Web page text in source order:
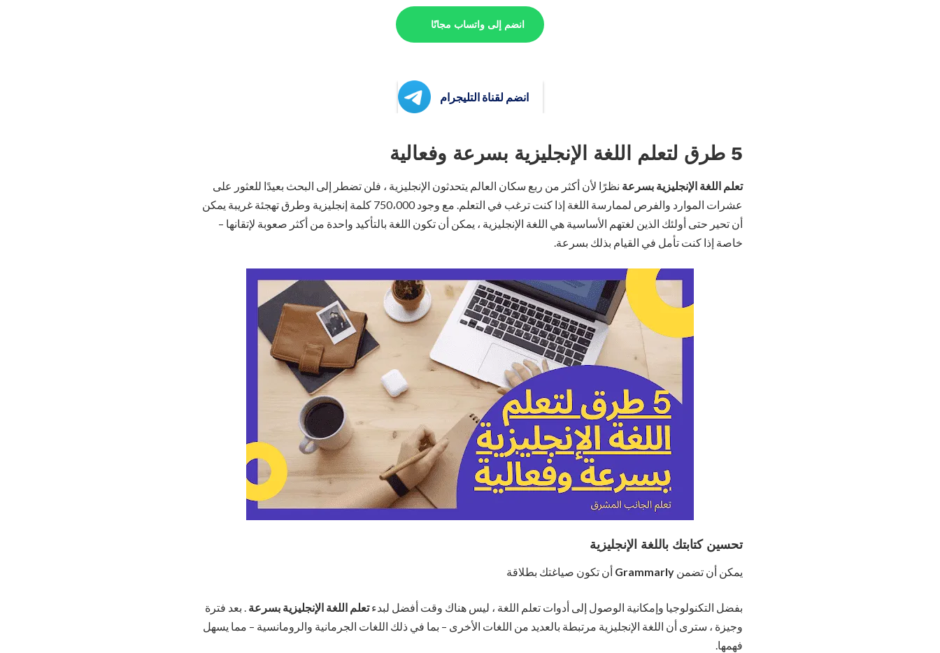
انضم إلى واتساب مجانًا
انضم لقناة التليجرام
5 طرق لتعلم اللغة الإنجليزية بسرعة وفعالية
تعلم اللغة الإنجليزية بسرعة نظرًا لأن أكثر من ربع سكان العالم يتحدثون الإنجليزية ، فلن تضطر إلى البحث بعيدًا للعثور على
عشرات الموارد والفرص لممارسة اللغة إذا كنت ترغب في التعلم. مع وجود 750،000 كلمة إنجليزية وطرق تهجئة غريبة يمكن
أن تحير حتى أولئك الذين لغتهم الأساسية هي اللغة الإنجليزية ، يمكن أن تكون اللغة بالتأكيد واحدة من أكثر صعوبة لإتقانها –
خاصة إذا كنت تأمل في القيام بذلك بسرعة.
تحسين كتابتك باللغة الإنجليزية
يمكن أن تضمن Grammarly أن تكون صياغتك بطلاقة
بفضل التكنولوجيا وإمكانية الوصول إلى أدوات تعلم اللغة ، ليس هناك وقت أفضل لبدءتعلم اللغة الإنجليزية بسرعة . بعد فترة
وجيزة ، سترى أن اللغة الإنجليزية مرتبطة بالعديد من اللغات الأخرى – بما في ذلك اللغات الجرمانية والرومانسية – مما يسهل
فهمها.